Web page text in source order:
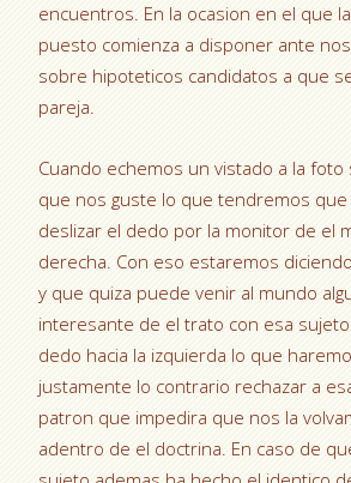
encuentros. En la ocasion en el que
puesto comienza a disponer ante
sobre hipoteticos candidatos a que
pareja.
Cuando echemos un vistado a la
que nos guste lo que tendremos
deslizar el dedo por la monitor de el
derecha. Con eso estaremos
y que quiza puede venir al mundo
interesante de el trato con esa
dedo hacia la izquierda lo que
justamente lo contrario rechazar a
patron que impedira que nos la
adentro de el doctrina. En caso de